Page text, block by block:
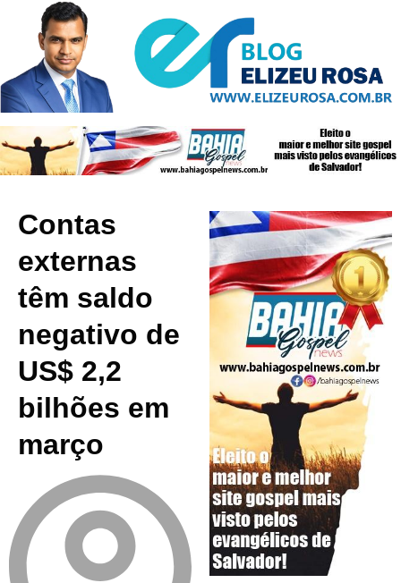
Contas
externas
têm saldo
negativo de
US$ 2,2
bilhões em
março